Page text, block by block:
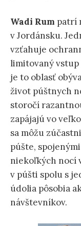
Wadi Rum patrí
v Jordánsku.
vzťahuje
limitovaný
je to oblasť
život púštnych
storočí
zapájajú vo
sa môžu
púšte,
niekoľkých nocí
v púšti spolu s
údolia pôsobia
návštevníkov.